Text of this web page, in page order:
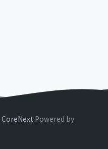
CoreNext Powered by